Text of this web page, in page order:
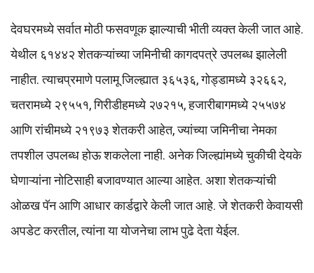
देवघरमध्ये सर्वात मोठी फसवणूक झाल्याची भीती व्यक्त केली जात आहे.
येथील ६१४४२ शेतकऱ्यांच्या जमिनीची कागदपत्रे उपलब्ध झालेली
नाहीत. त्याचप्रमाणे पलामू जिल्ह्यात ३६५३६, गोड्डामध्ये ३२६६२,
चतरामध्ये २९५५१, गिरीडीहमध्ये २७२१५, हजारीबागमध्ये २५५७४
आणि रांचीमध्ये २१९७३ शेतकरी आहेत, ज्यांच्या जमिनीचा नेमका
तपशील उपलब्ध होऊ शकलेला नाही. अनेक जिल्ह्यांमध्ये चुकीची देयके
घेणाऱ्यांना नोटिसाही बजावण्यात आल्या आहेत. अशा शेतकऱ्यांची
ओळख पॅन आणि आधार कार्डद्वारे केली जात आहे. जे शेतकरी केवायसी
अपडेट करतील, त्यांना या योजनेचा लाभ पुढे देता येईल.